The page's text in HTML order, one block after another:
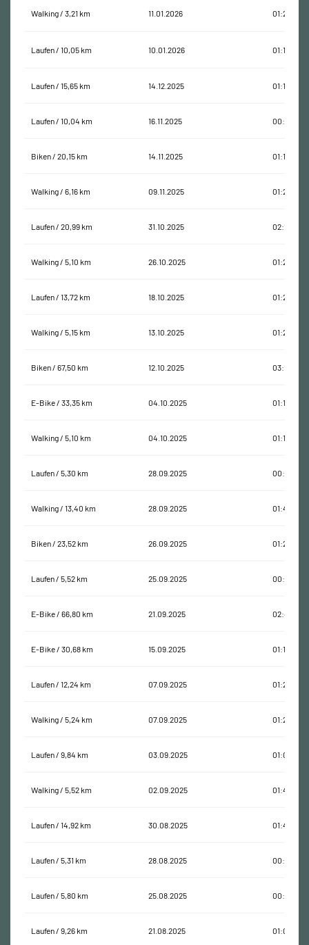
Walking / 3,21 km 11.01.2026 01:29:30
Laufen / 10,05 km 10.01.2026 01:13:35
Laufen / 15,65 km 14.12.2025 01:16:12
Laufen / 10,04 km 16.11.2025 00:59:54
Biken / 20,15 km 14.11.2025 01:11:14
Walking / 6,16 km 09.11.2025 01:20:57
Laufen / 20,99 km 31.10.2025 02:14:51
Walking / 5,10 km 26.10.2025 01:25:13
Laufen / 13,72 km 18.10.2025 01:27:42
Walking / 5,15 km 13.10.2025 01:24:47
Biken / 67,50 km 12.10.2025 03:12:39
E-Bike / 33,35 km 04.10.2025 01:18:34
Walking / 5,10 km 04.10.2025 01:18:30
Laufen / 5,30 km 28.09.2025 00:30:36
Walking / 13,40 km 28.09.2025 01:45:11
Biken / 23,52 km 26.09.2025 01:25:00
Laufen / 5,52 km 25.09.2025 00:36:10
E-Bike / 66,80 km 21.09.2025 02:45:38
E-Bike / 30,68 km 15.09.2025 01:10:51
Laufen / 12,24 km 07.09.2025 01:28:33
Walking / 5,24 km 07.09.2025 01:27:22
Laufen / 9,84 km 03.09.2025 01:01:37
Walking / 5,52 km 02.09.2025 01:40:35
Laufen / 14,92 km 30.08.2025 01:47:59
Laufen / 5,31 km 28.08.2025 00:39:21
Laufen / 5,80 km 25.08.2025 00:44:55
Laufen / 9,26 km 21.08.2025 01:07:29